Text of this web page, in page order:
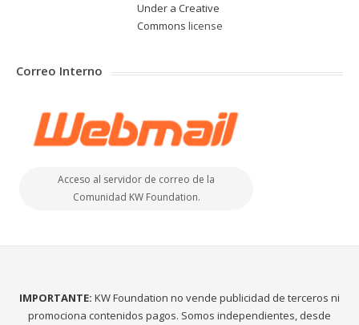
Under a Creative
Commons license
Correo Interno
Acceso al servidor de correo de la
Comunidad KW Foundation.
IMPORTANTE: KW Foundation no vende publicidad de terceros ni
promociona contenidos pagos. Somos independientes, desde